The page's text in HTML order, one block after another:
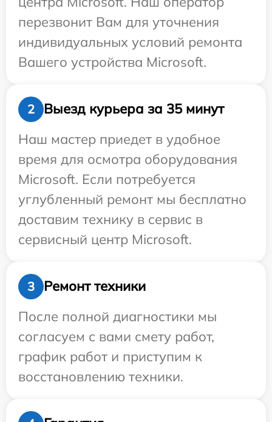
перезвонит Вам для уточнения
индивидуальных условий ремонта
Вашего устройства Microsoft.
2
Выезд курьера за 35 минут
Наш мастер приедет в удобное
время для осмотра оборудования
Microsoft. Если потребуется
углубленный ремонт мы бесплатно
доставим технику в сервис в
сервисный центр Microsoft.
3
Ремонт техники
После полной диагностики мы
согласуем с вами смету работ,
график работ и приступим к
восстановлению техники.